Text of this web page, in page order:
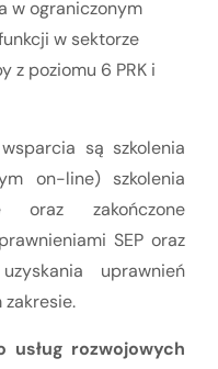
w ograniczonym
w sektorze
z poziomu 6 PRK i
są szkolenia
on-line) szkolenia
oraz zakończone
SEP oraz
uprawnień
usług rozwojowych